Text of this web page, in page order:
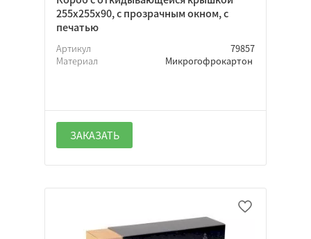
255х255х90, с прозрачным окном, с
печатью
Артикул
79857
Материал
Микрогофрокартон
ЗАКАЗАТЬ